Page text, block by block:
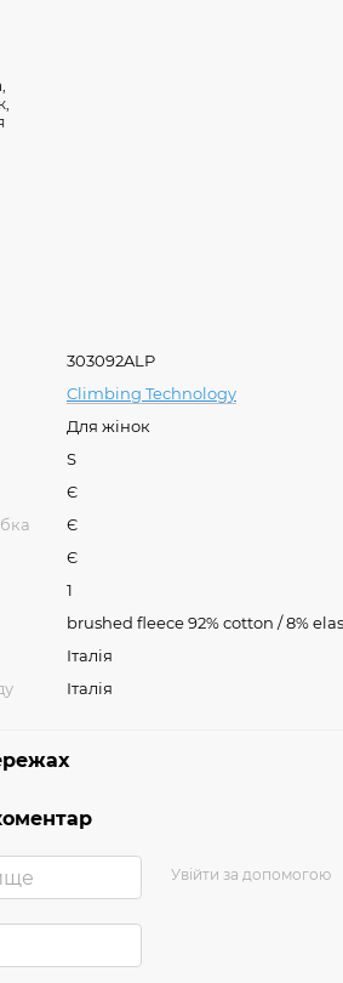
303092ALP
Climbing Technology
Для жінок
S
Є
Є
Є
1
brushed fleece 92% cotton / 8%
Італія
Італія
Увійти за допомогою